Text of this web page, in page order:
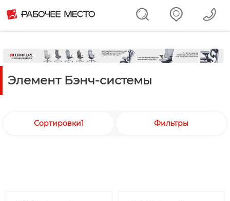
Элемент Бэнч-системы
Сортировки1 Фильтры